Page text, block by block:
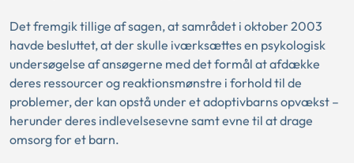
Det fremgik tillige af sagen, at samrådet i oktober 2003
havde besluttet, at der skulle iværksættes en psykologisk
undersøgelse af ansøgerne med det formål at afdække
deres ressourcer og reaktionsmønstre i forhold til de
problemer, der kan opstå under et adoptivbarns opvækst –
herunder deres indlevelsesevne samt evne til at drage
omsorg for et barn.